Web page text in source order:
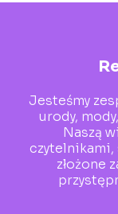
Jesteśmy
urody,
Naszą
czytelnikami,
złożone